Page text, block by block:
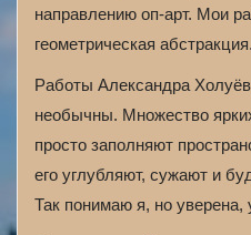
направлению оп-арт. Мои
геометрическая абстракция.
Работы Александра
необычны. Множество
просто заполняют
его углубляют, сужают и
Так понимаю я, но уверена,